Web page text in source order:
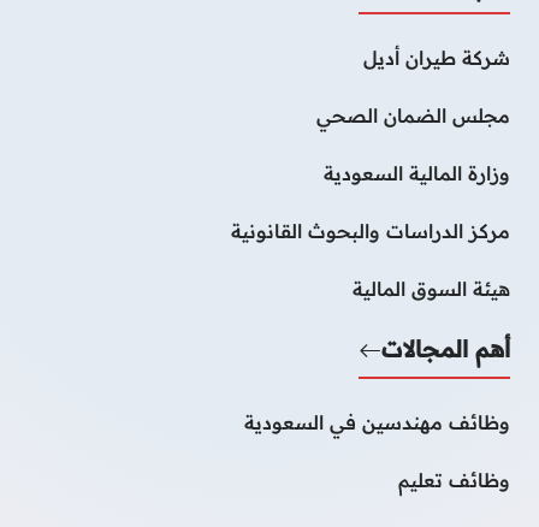
شركة طيران أديل
مجلس الضمان الصحي
وزارة المالية السعودية
مركز الدراسات والبحوث القانونية
هيئة السوق المالية
أهم المجالات
وظائف مهندسين في السعودية
وظائف تعليم